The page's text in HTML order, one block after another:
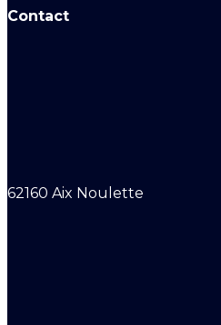
Contact
62160 Aix Noulette